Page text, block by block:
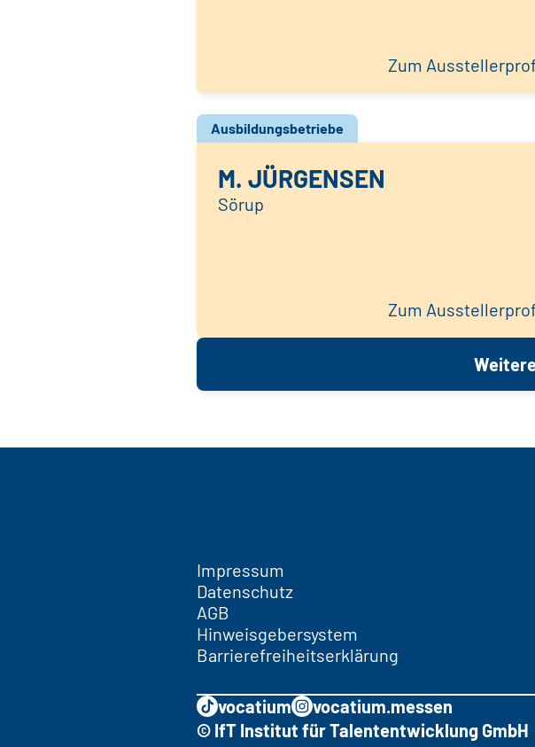
Zum
Ausbildungsbetriebe
M. JÜRGENSEN
Sörup
Zum
Impressum
Datenschutz
AGB
Hinweisgebersystem
Barrierefreiheitserklärung
vocatium
vocatium.messen
© IfT Institut für Talententwicklung GmbH